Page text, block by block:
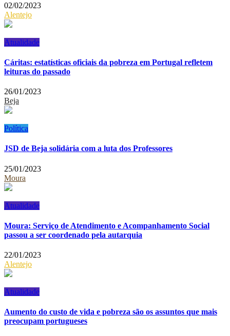
02/02/2023
Alentejo
Atualidade
Cáritas: estatísticas oficiais da pobreza em Portugal refletem
leituras do passado
26/01/2023
Beja
Política
JSD de Beja solidária com a luta dos Professores
25/01/2023
Moura
Atualidade
Moura: Serviço de Atendimento e Acompanhamento Social
passou a ser coordenado pela autarquia
22/01/2023
Alentejo
Atualidade
Aumento do custo de vida e pobreza são os assuntos que mais
preocupam portugueses